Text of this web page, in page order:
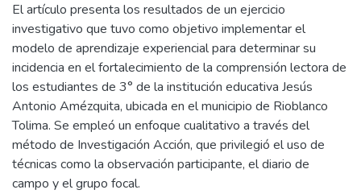
El artículo presenta los resultados de un ejercicio
investigativo que tuvo como objetivo implementar el
modelo de aprendizaje experiencial para determinar su
incidencia en el fortalecimiento de la comprensión lectora de
los estudiantes de 3° de la institución educativa Jesús
Antonio Amézquita, ubicada en el municipio de Rioblanco
Tolima. Se empleó un enfoque cualitativo a través del
método de Investigación Acción, que privilegió el uso de
técnicas como la observación participante, el diario de
campo y el grupo focal.